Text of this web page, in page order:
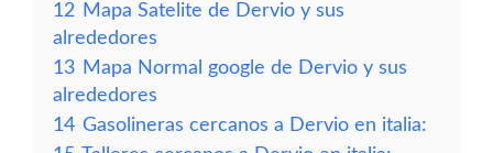
12 Mapa Satelite de Dervio y sus
alrededores
13 Mapa Normal google de Dervio y sus
alrededores
14 Gasolineras cercanos a Dervio en italia: